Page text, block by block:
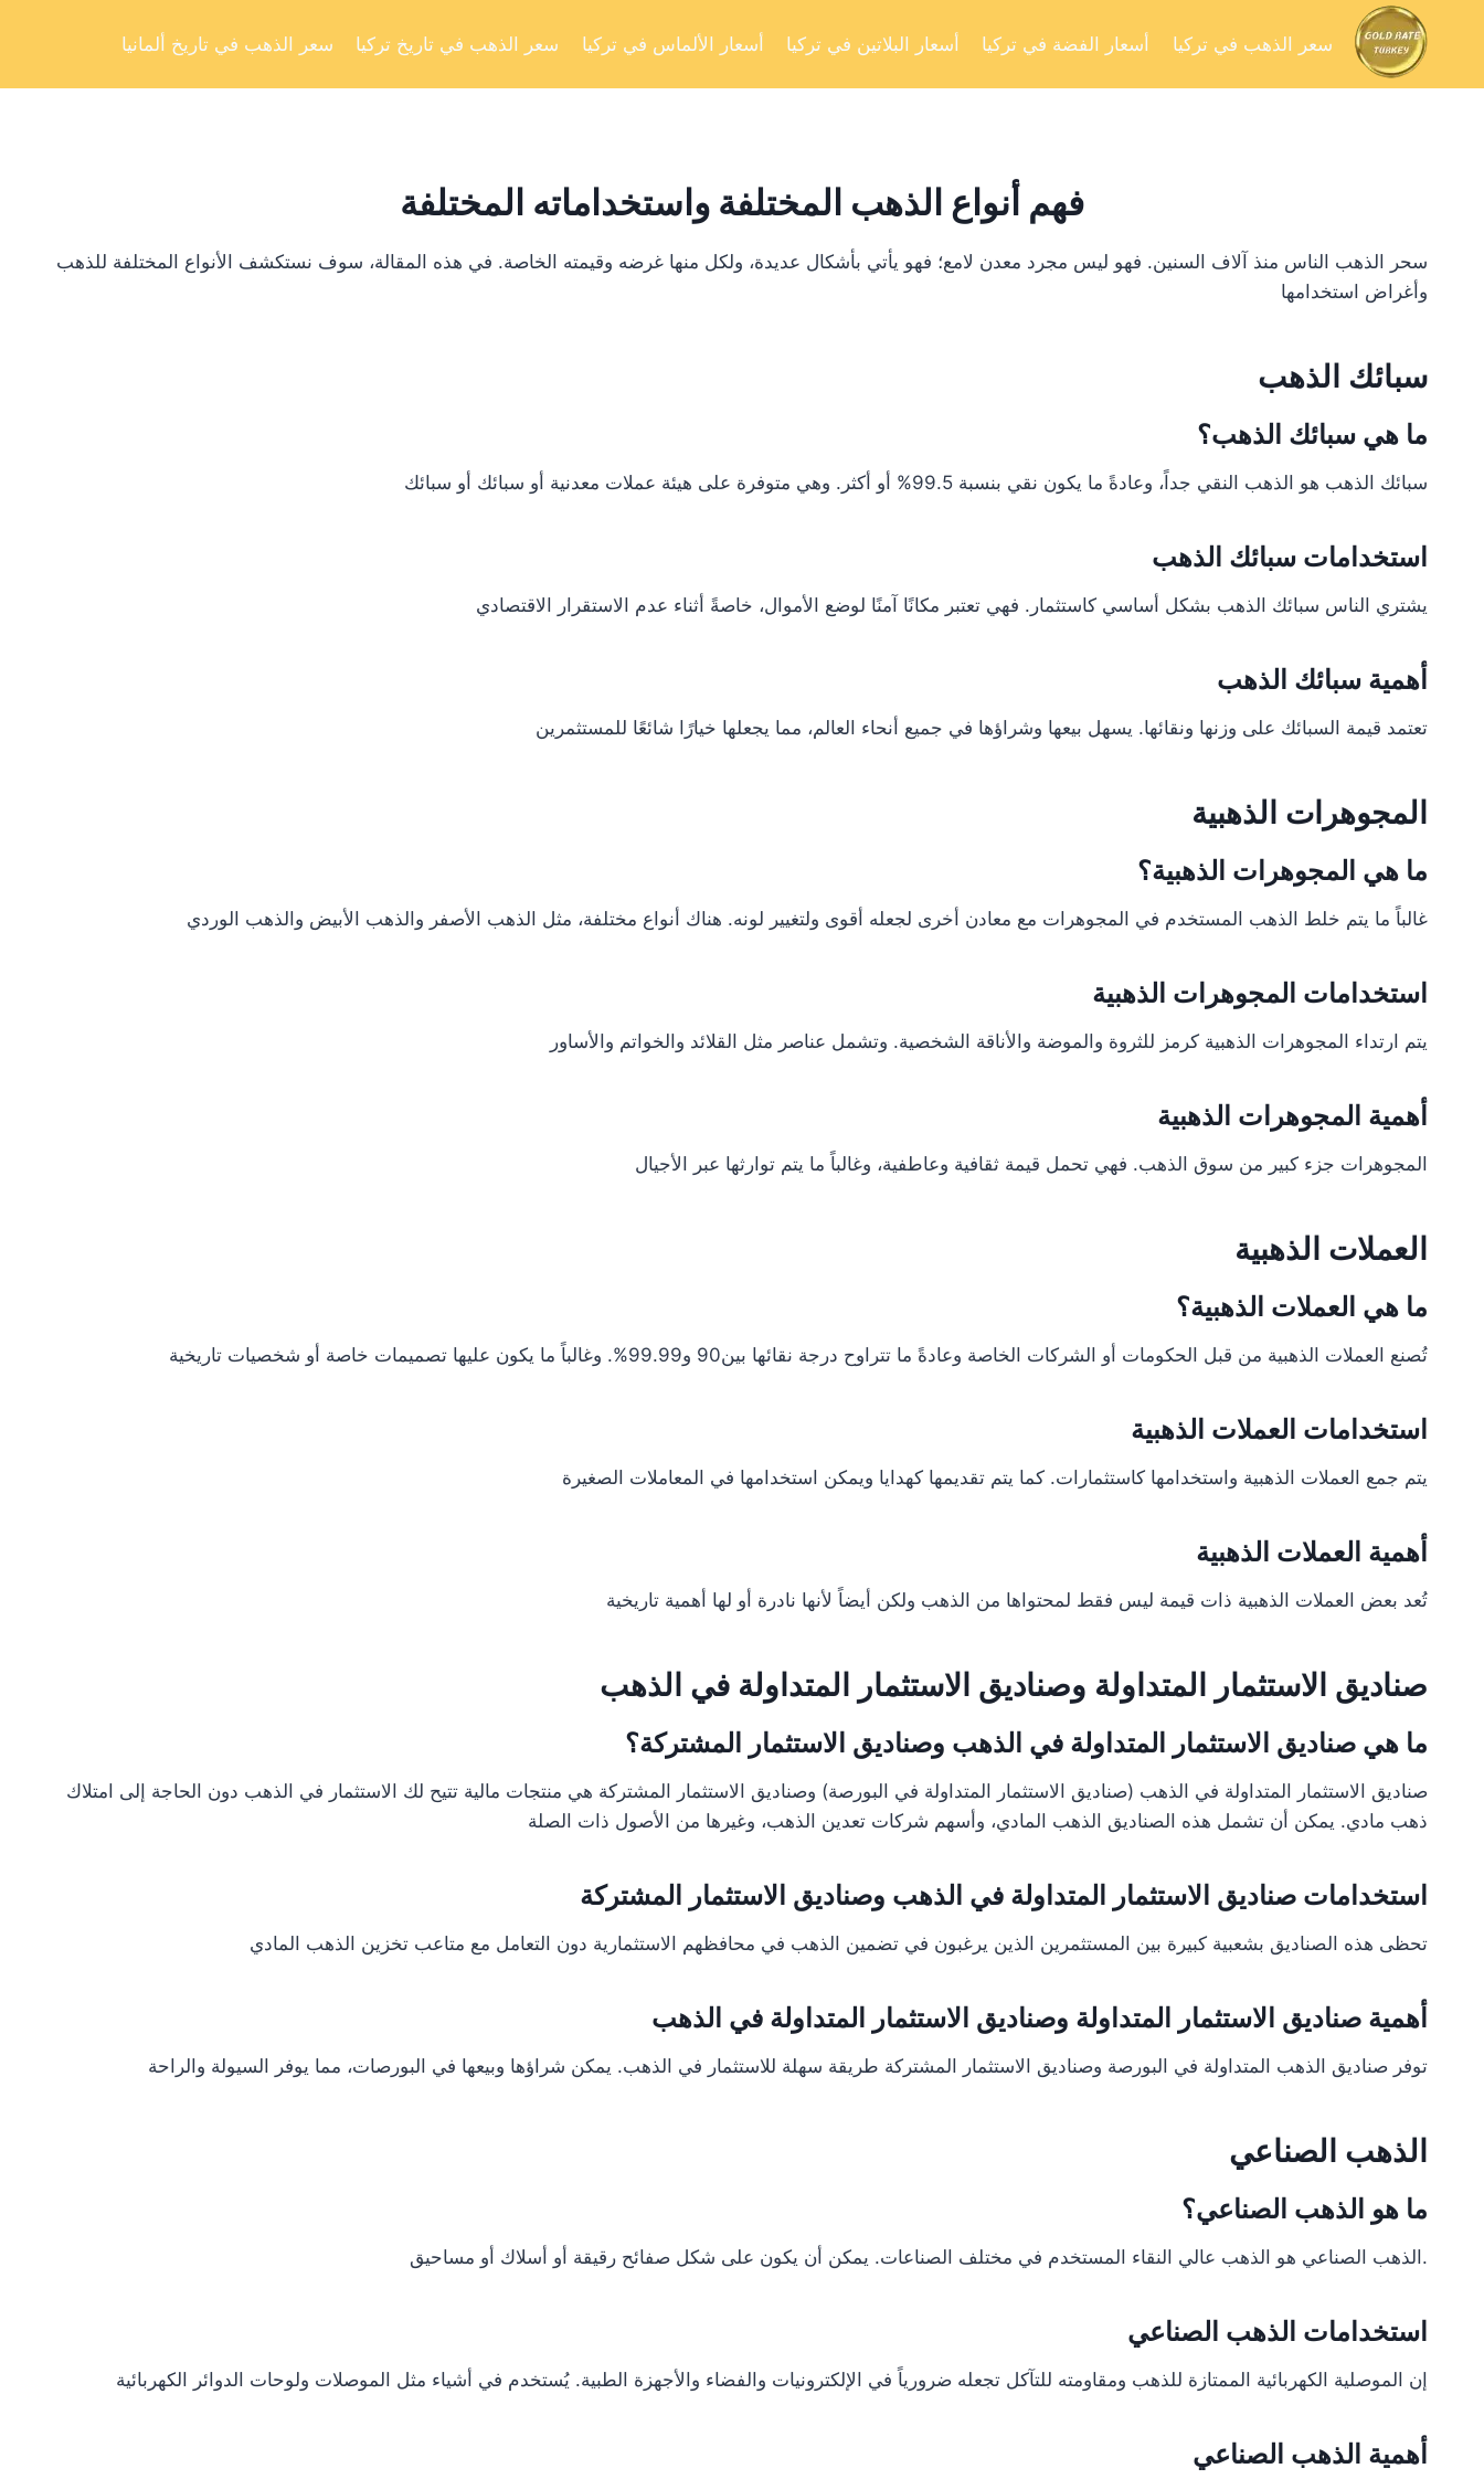
سعر الذهب في تاريخ ألمانيا سعر الذهب في تاريخ تركيا أسعار الألماس في تركيا أسعار البلاتين في تركيا أسعار الفضة في تركيا سعر الذهب في تركيا
فهم أنواع الذهب المختلفة واستخداماته المختلفة
سحر الذهب الناس منذ آلاف السنين. فهو ليس مجرد معدن لامع؛ فهو يأتي بأشكال عديدة، ولكل منها غرضه وقيمته الخاصة. في هذه المقالة، سوف نستكشف الأنواع المختلفة للذهب
وأغراض استخدامها
سبائك الذهب
ما هي سبائك الذهب؟
سبائك الذهب هو الذهب النقي جداً، وعادةً ما يكون نقي بنسبة 99.5% أو أكثر. وهي متوفرة على هيئة عملات معدنية أو سبائك أو سبائك
استخدامات سبائك الذهب
يشتري الناس سبائك الذهب بشكل أساسي كاستثمار. فهي تعتبر مكانًا آمنًا لوضع الأموال، خاصةً أثناء عدم الاستقرار الاقتصادي
أهمية سبائك الذهب
تعتمد قيمة السبائك على وزنها ونقائها. يسهل بيعها وشراؤها في جميع أنحاء العالم، مما يجعلها خيارًا شائعًا للمستثمرين
المجوهرات الذهبية
ما هي المجوهرات الذهبية؟
غالباً ما يتم خلط الذهب المستخدم في المجوهرات مع معادن أخرى لجعله أقوى ولتغيير لونه. هناك أنواع مختلفة، مثل الذهب الأصفر والذهب الأبيض والذهب الوردي
استخدامات المجوهرات الذهبية
يتم ارتداء المجوهرات الذهبية كرمز للثروة والموضة والأناقة الشخصية. وتشمل عناصر مثل القلائد والخواتم والأساور
أهمية المجوهرات الذهبية
المجوهرات جزء كبير من سوق الذهب. فهي تحمل قيمة ثقافية وعاطفية، وغالباً ما يتم توارثها عبر الأجيال
العملات الذهبية
ما هي العملات الذهبية؟
تُصنع العملات الذهبية من قبل الحكومات أو الشركات الخاصة وعادةً ما تتراوح درجة نقائها بين90 و99.99%. وغالباً ما يكون عليها تصميمات خاصة أو شخصيات تاريخية
استخدامات العملات الذهبية
يتم جمع العملات الذهبية واستخدامها كاستثمارات. كما يتم تقديمها كهدايا ويمكن استخدامها في المعاملات الصغيرة
أهمية العملات الذهبية
تُعد بعض العملات الذهبية ذات قيمة ليس فقط لمحتواها من الذهب ولكن أيضاً لأنها نادرة أو لها أهمية تاريخية
صناديق الاستثمار المتداولة وصناديق الاستثمار المتداولة في الذهب
ما هي صناديق الاستثمار المتداولة في الذهب وصناديق الاستثمار المشتركة؟
صناديق الاستثمار المتداولة في الذهب (صناديق الاستثمار المتداولة في البورصة) وصناديق الاستثمار المشتركة هي منتجات مالية تتيح لك الاستثمار في الذهب دون الحاجة إلى امتلاك
ذهب مادي. يمكن أن تشمل هذه الصناديق الذهب المادي، وأسهم شركات تعدين الذهب، وغيرها من الأصول ذات الصلة
استخدامات صناديق الاستثمار المتداولة في الذهب وصناديق الاستثمار المشتركة
تحظى هذه الصناديق بشعبية كبيرة بين المستثمرين الذين يرغبون في تضمين الذهب في محافظهم الاستثمارية دون التعامل مع متاعب تخزين الذهب المادي
أهمية صناديق الاستثمار المتداولة وصناديق الاستثمار المتداولة في الذهب
توفر صناديق الذهب المتداولة في البورصة وصناديق الاستثمار المشتركة طريقة سهلة للاستثمار في الذهب. يمكن شراؤها وبيعها في البورصات، مما يوفر السيولة والراحة
الذهب الصناعي
ما هو الذهب الصناعي؟
الذهب الصناعي هو الذهب عالي النقاء المستخدم في مختلف الصناعات. يمكن أن يكون على شكل صفائح رقيقة أو أسلاك أو مساحيق.
استخدامات الذهب الصناعي
إن الموصلية الكهربائية الممتازة للذهب ومقاومته للتآكل تجعله ضرورياً في الإلكترونيات والفضاء والأجهزة الطبية. يُستخدم في أشياء مثل الموصلات ولوحات الدوائر الكهربائية
أهمية الذهب الصناعي